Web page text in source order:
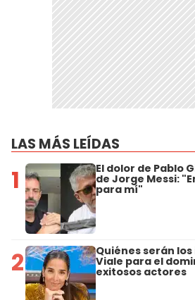
LAS MÁS LEÍDAS
1 El dolor de Pablo
de Jorge Messi:
para mí"
2 Quiénes serán
Viale para el
exitosos actores